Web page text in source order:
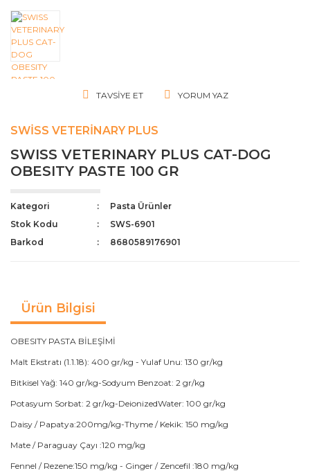
TAVSIYE ET YORUM YAZ
SWISS VETERINARY PLUS
SWISS VETERINARY PLUS CAT-DOG
OBESITY PASTE 100 GR
Kategori
Pasta Ürünler
Stok Kodu
SWS-6901
Barkod
8680589176901
Ürün Bilgisi
OBESITY PASTA BİLEŞİMİ
Malt Ekstratı (1.1.18): 400 gr/kg - Yulaf Unu: 130 gr/kg
Bitkisel Yağ: 140 gr/kg-Sodyum Benzoat: 2 gr/kg
Potasyum Sorbat: 2 gr/kg-DeionizedWater: 100 gr/kg
Daisy / Papatya:200mg/kg-Thyme / Kekik: 150 mg/kg
Mate / Paraguay Çayı :120 mg/kg
Fennel / Rezene:150 mg/kg - Ginger / Zencefil :180 mg/kg